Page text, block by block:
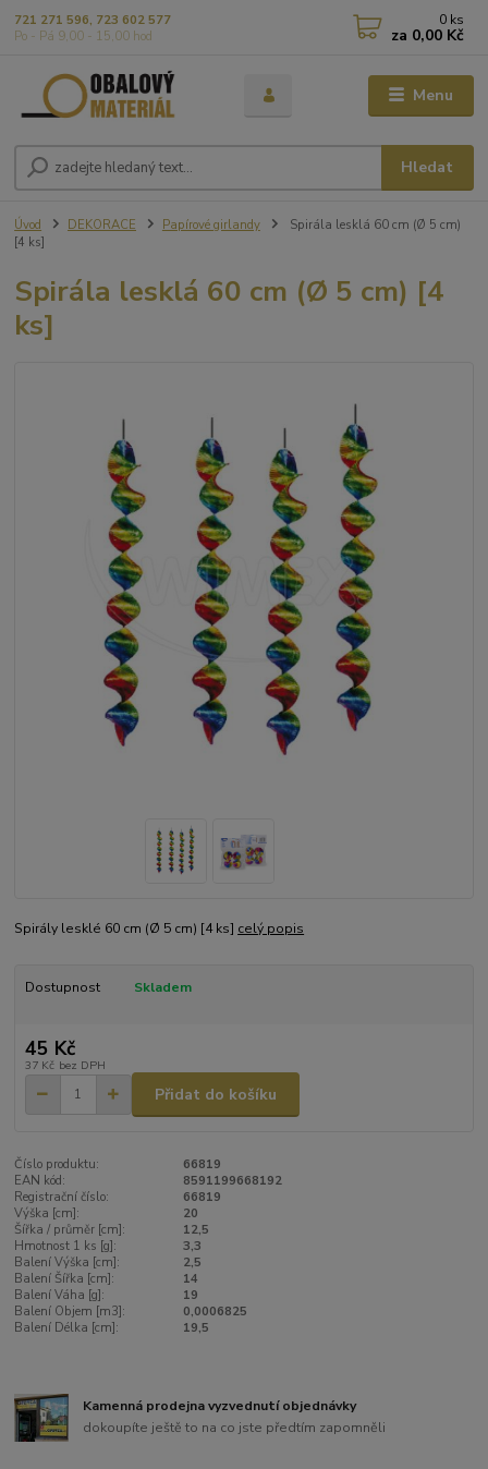
Menu
Hledat
721 271 596, 723 602 577
Po - Pá 9,00 - 15,00 hod
0 ks
za 0,00 Kč
Úvod DEKORACE Papírové girlandy
Spirála lesklá 60 cm (Ø 5 cm)
[4 ks]
Spirála lesklá 60 cm (Ø 5 cm) [4
ks]
Spirály lesklé 60 cm (Ø 5 cm) [4 ks] celý popis
Dostupnost Skladem
45 Kč
37 Kč bez DPH
Přidat do košíku
Číslo produktu:
66819
EAN kód:
8591199668192
Registrační číslo:
66819
Výška [cm]:
20
Šířka / průměr [cm]:
12,5
Hmotnost 1 ks [g]:
3,3
Balení Výška [cm]:
2,5
Balení Šířka [cm]:
14
Balení Váha [g]:
19
Balení Objem [m3]:
0,0006825
Balení Délka [cm]:
19,5
Kamenná prodejna vyzvednutí objednávky
dokoupíte ještě to na co jste předtím zapomněli